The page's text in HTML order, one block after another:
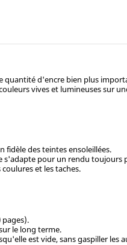
quantité d'encre bien plus
vives et lumineuses sur
fidèle des teintes ensoleillées.
s'adapte pour un rendu toujours
et les taches.
pages).
le long terme.
est vide, sans gaspiller les